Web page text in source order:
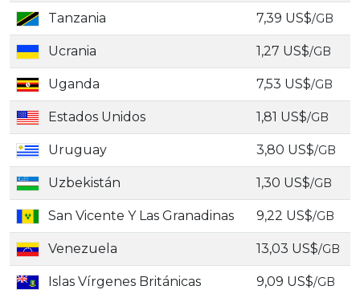
Tanzania 7,39 US$/GB
Ucrania 1,27 US$/GB
Uganda 7,53 US$/GB
Estados Unidos 1,81 US$/GB
Uruguay 3,80 US$/GB
Uzbekistán 1,30 US$/GB
San Vicente Y Las Granadinas 9,22 US$/GB
Venezuela 13,03 US$/GB
Islas Vírgenes Británicas 9,09 US$/GB